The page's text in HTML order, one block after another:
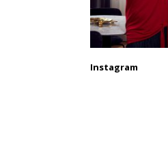
Instagram